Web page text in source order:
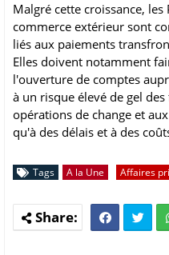
Malgré cette croissance, les
commerce extérieur sont
liés aux paiements
Elles doivent notamment
l'ouverture de comptes
à un risque élevé de gel
opérations de change et
qu'à des délais et à des
Tags A la Une Affaires